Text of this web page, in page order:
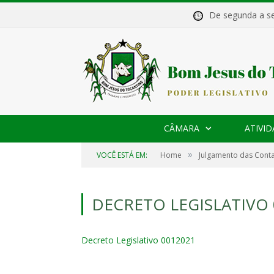
De segunda
CÂMARA
VOCÊ ESTÁ EM: Home » Julgamento das
DECRETO
Decreto Legislativo 0012021